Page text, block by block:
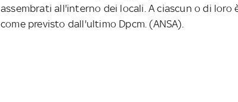
assembrati all'interno dei locali. A ciascun o di
come previsto dall'ultimo Dpcm. (ANSA).